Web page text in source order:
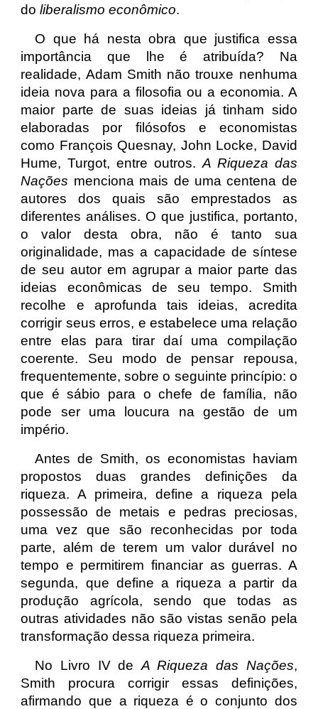
doliberalismo econômico.
O que há nesta obra que justifica essa
importância que lhe é atribuída? Na
realidade, Adam Smith não trouxe nenhuma
ideia nova para a filosofia ou a economia. A
maior parte de suas ideias já tinham sido
elaboradas por filósofos e economistas
como François Quesnay, John Locke, David
Hume, Turgot, entre outros. A Riqueza das
Nações menciona mais de uma centena de
autores dos quais são emprestados as
diferentes análises. O que justifica, portanto,
o valor desta obra, não é tanto sua
originalidade, mas a capacidade de síntese
de seu autor em agrupar a maior parte das
ideias econômicas de seu tempo. Smith
recolhe e aprofunda tais ideias, acredita
corrigir seus erros, e estabelece uma relação
entre elas para tirar daí uma compilação
coerente. Seu modo de pensar repousa,
frequentemente, sobre o seguinte princípio: o
que é sábio para o chefe de família, não
pode ser uma loucura na gestão de um
império.
Antes de Smith, os economistas haviam
propostos duas grandes definições da
riqueza. A primeira, define a riqueza pela
possessão de metais e pedras preciosas,
uma vez que são reconhecidas por toda
parte, além de terem um valor durável no
tempo e permitirem financiar as guerras. A
segunda, que define a riqueza a partir da
produção agrícola, sendo que todas as
outras atividades não são vistas senão pela
transformação dessa riqueza primeira.
No Livro IV de A Riqueza das Nações,
Smith procura corrigir essas definições,
afirmando que a riqueza é o conjunto dos